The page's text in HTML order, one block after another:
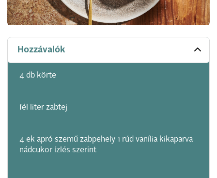
Hozzávalók
4 db körte
fél liter zabtej
4 ek apró szemű zabpehely 1 rúd vanília kikaparva
nádcukor ízlés szerint